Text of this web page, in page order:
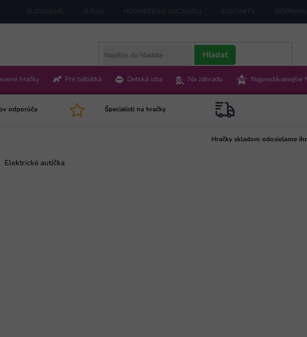
BLOGUJEME O NÁS HODNOTENIE OBCHODU KONTAKTY
Hľadať
hračky Pre bábätká Detská izba Na záhradu Najpredávanejšie
odporúča Špecialisti na hračky
Hračky skladom odosielame
Elektrické autíčka